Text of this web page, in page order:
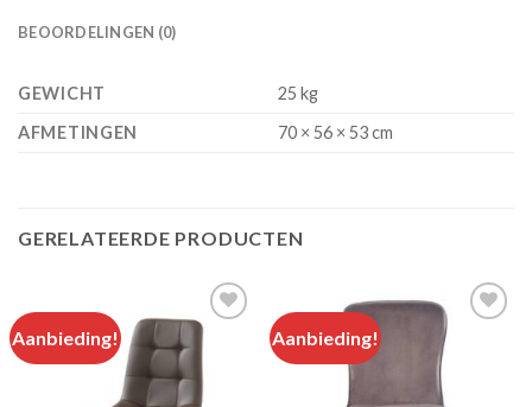
BEOORDELINGEN (0)
GEWICHT
25 kg
AFMETINGEN
70 × 56 × 53 cm
GERELATEERDE PRODUCTEN
Aanbieding!
wishlist
Aanbieding!